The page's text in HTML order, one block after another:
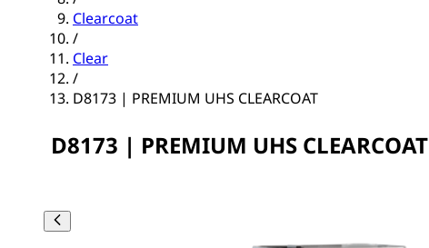
Clearcoat
/
Clear
/
D8173 | PREMIUM UHS CLEARCOAT
D8173 | PREMIUM UHS CLEARCOAT